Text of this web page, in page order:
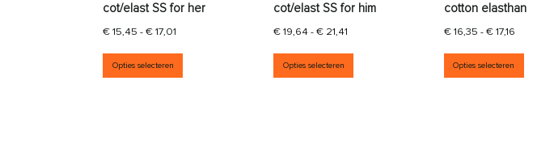
cot/elast SS for her
€15,45 - €17,01 Prijsklasse: € 15,45 tot € 17,01
Opties selecteren
Dit product heeft meerdere variaties. Deze optie kan gekozen
cot/elast SS for him
€19,64-€ 21,41 Prijsklasse: € 19,64 tot € 21,41
Opties selecteren
Dit product heeft meerdere
cotton elasthan
€16,35 -€17,16
Opties selecteren